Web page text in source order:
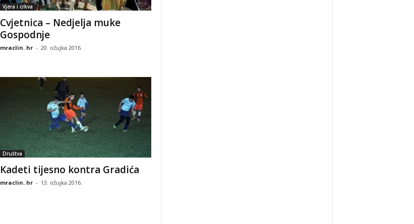
Vjera i crkva
Cvjetnica – Nedjelja muke
Gospodnje
mraclin. hr - 20. ožujka 2016.
Društva
Kadeti tijesno kontra Gradića
mraclin. hr - 13. ožujka 2016.